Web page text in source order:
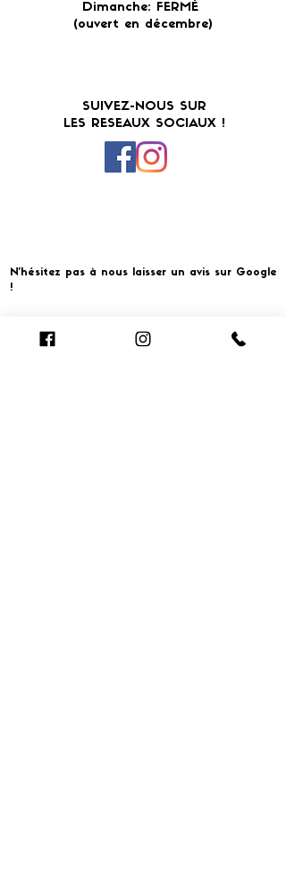
Dimanche: FERMÉ
(ouvert en décembre)
SUIVEZ-NOUS SUR
LES RESEAUX SOCIAUX !
N'hésitez pas à nous laisser un avis sur Google
!
Cliquer pour laisser un avis